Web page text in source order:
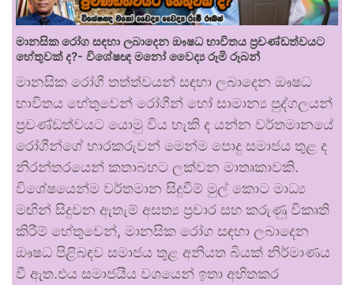
මානසික රෝග සඳහා ලබාදෙන ඖෂධ භාවිතය ප්‍රචණ්ඩත්වයට
හේතුවක් ද?- විශේෂඥ මනෝ වෛද්‍ය රූමි රූබන්
මානසික රෝගී තත්ත්වයන් සඳහා ලබාදෙන ඖෂධ
භාවිතය හේතුවෙන් රෝගීන් හෝ සාමාන්‍ය පුද්ගලයන්
ප්‍රචණ්ඩත්වයට යොමු විය හැකි ද යන්න වර්තමානයේ
රෝගීන්ගේ භාරකරුවන් මෙන්ම පොදු සමාජය තුළ ද
නිරන්තරයෙන් කතාබහට ලක්වන මාතෘකාවකි.
විශේෂයෙන්ම වර්තමාන සිදුවීම් මුල් කොට මාධ්‍ය
මඟින් සිදුවන ඇතැම් අසත්‍ය ප්‍රචාර සහ කරුණු විකෘති
කිරීම් හේතුවෙන්, මානසික රෝග සඳහා ලබාදෙන
ඖෂධ පිළිබඳව සමාජය තුළ අනියත බියක් නිර්මාණය
වී ඇත.එය සමාජයීය වශයෙන් ඉතා අහිතකර